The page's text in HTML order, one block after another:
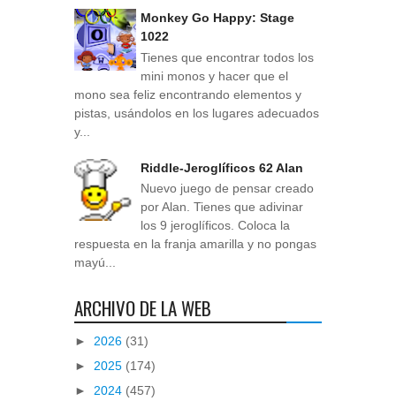
Monkey Go Happy: Stage
1022
Tienes que encontrar todos los
mini monos y hacer que el
mono sea feliz encontrando elementos y
pistas, usándolos en los lugares adecuados
y...
Riddle-Jeroglíficos 62 Alan
Nuevo juego de pensar creado
por Alan. Tienes que adivinar
los 9 jeroglíficos. Coloca la
respuesta en la franja amarilla y no pongas
mayú...
ARCHIVO DE LA WEB
► 2026 (31)
► 2025 (174)
► 2024 (457)